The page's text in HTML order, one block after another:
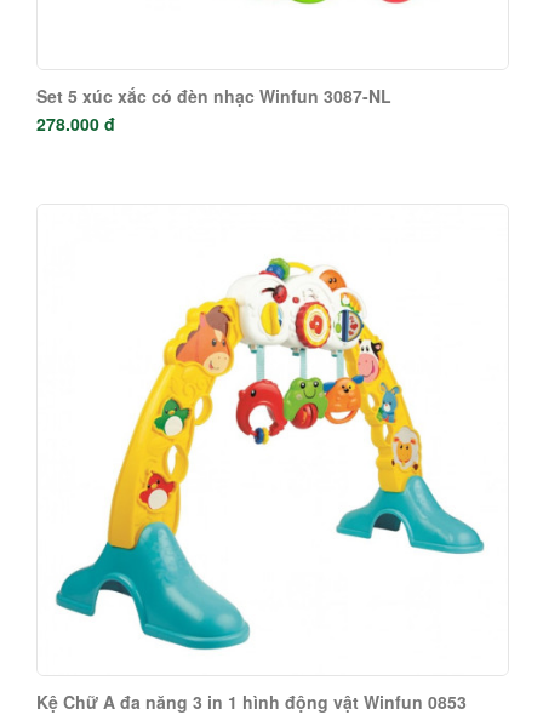
Set 5 xúc xắc có đèn nhạc Winfun 3087-NL
278.000 đ
Kệ Chữ A đa năng 3 in 1 hình động vật Winfun 0853